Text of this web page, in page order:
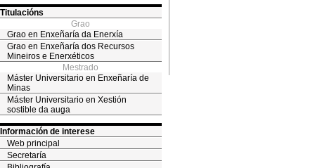
Titulacións
Grao
Grao en Enxeñaría da Enerxía
Grao en Enxeñaría dos Recursos
Mineiros e Enerxéticos
Mestrado
Máster Universitario en Enxeñaría de
Minas
Máster Universitario en Xestión
sostible da auga
Información de interese
Web principal
Secretaría